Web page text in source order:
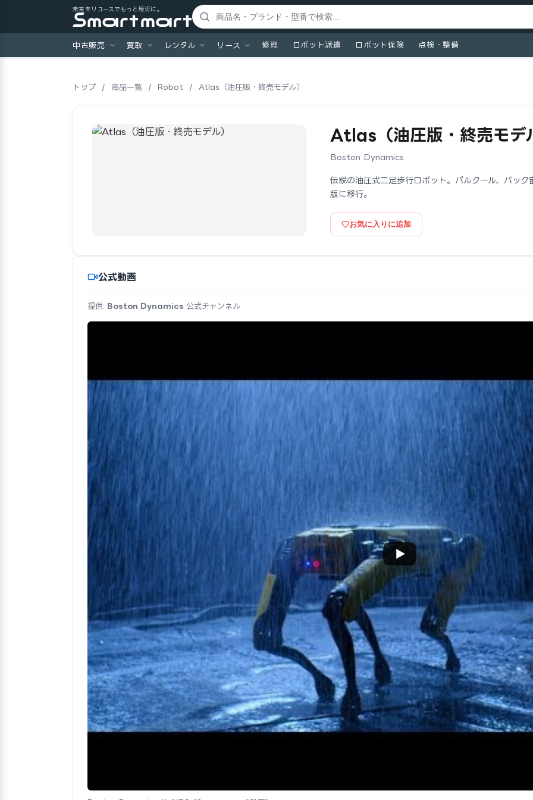
未来をリユースでもっと身近に。
中古販売 買取 レンタル リース 修理 ロボット派遣 ロボット保険 点検・整備
トップ / 商品一覧 / Robot / Atlas（油圧版・終売モデル）
Atlas（油圧版・終売モデ
Boston Dynamics
伝説の油圧式二足歩行ロボット。パルクール、バッ
版に移行。
お気に入りに追加
公式動画
提供: Boston Dynamics 公式チャンネル